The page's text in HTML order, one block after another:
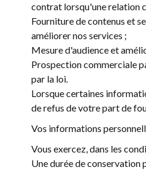
contrat lorsqu'une relation
Fourniture de contenus et
améliorer nos services ;
Mesure d'audience et
Prospection commerciale
par la loi.
Lorsque certaines
de refus de votre part de
Vos informations
Vous exercez, dans les
Une durée de conservation